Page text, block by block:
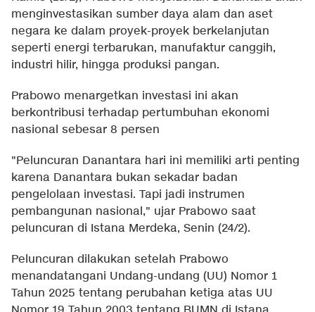
menginvestasikan sumber daya alam dan aset
negara ke dalam proyek-proyek berkelanjutan
seperti energi terbarukan, manufaktur canggih,
industri hilir, hingga produksi pangan.
Prabowo menargetkan investasi ini akan
berkontribusi terhadap pertumbuhan ekonomi
nasional sebesar 8 persen
"Peluncuran Danantara hari ini memiliki arti penting
karena Danantara bukan sekadar badan
pengelolaan investasi. Tapi jadi instrumen
pembangunan nasional," ujar Prabowo saat
peluncuran di Istana Merdeka, Senin (24/2).
Peluncuran dilakukan setelah Prabowo
menandatangani Undang-undang (UU) Nomor 1
Tahun 2025 tentang perubahan ketiga atas UU